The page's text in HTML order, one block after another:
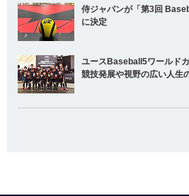
侍ジャパンが「第3回
に決定
ユースBaseball5ワールド
競技発展や視野の広い人生